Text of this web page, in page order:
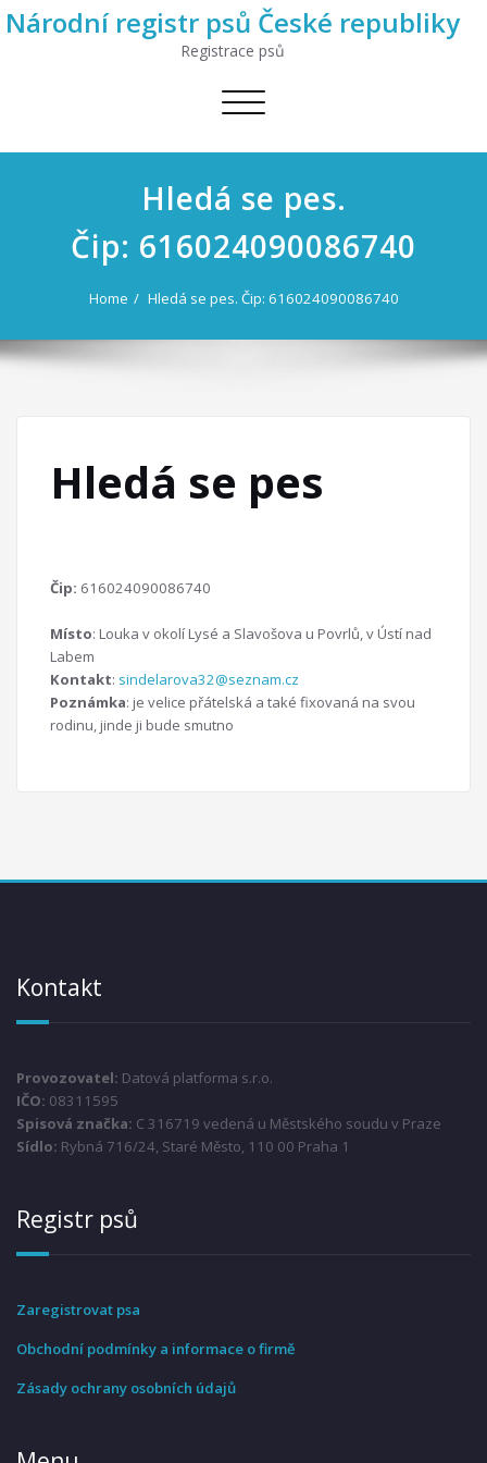
Národní registr psů České republiky
Registrace psů
Toggle
Hledá se pes.
Čip: 616024090086740
Home Hledá se pes. Čip: 616024090086740
Hledá se pes
Čip: 616024090086740
Místo: Louka v okolí Lysé a Slavošova u Povrlů, v Ústí nad
Labem
Kontakt: sindelarova32@seznam.cz
Poznámka: je velice přátelská a také fixovaná na svou
rodinu, jinde ji bude smutno
Kontakt
Provozovatel: Datová platforma s.r.o.
IČO: 08311595
Spisová značka: C 316719 vedená u Městského soudu v Praze
Sídlo: Rybná 716/24, Staré Město, 110 00 Praha 1
Registr psů
Zaregistrovat psa
Obchodní podmínky a informace o firmě
Zásady ochrany osobních údajů